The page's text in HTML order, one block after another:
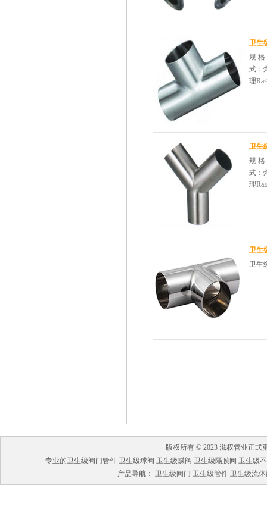
卫生
规 格
式：
理
卫生
规 格
式：
理
卫生
卫生
版权所有 © 2023 滋权管业正
专业的卫生级阀门管件 卫生级球阀 卫生级蝶阀 卫生级隔膜阀 卫生级
产品导航：
卫生级阀门 卫生级管件 卫生级流